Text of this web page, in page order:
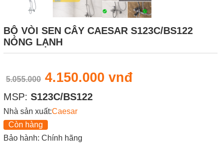
BỘ VÒI SEN CÂY CAESAR S123C/BS122
NÓNG LẠNH
5.055.000 4.150.000 vnđ
MSP: S123C/BS122
Nhà sản xuất:Caesar
Còn hàng
Bảo hành: Chính hãng